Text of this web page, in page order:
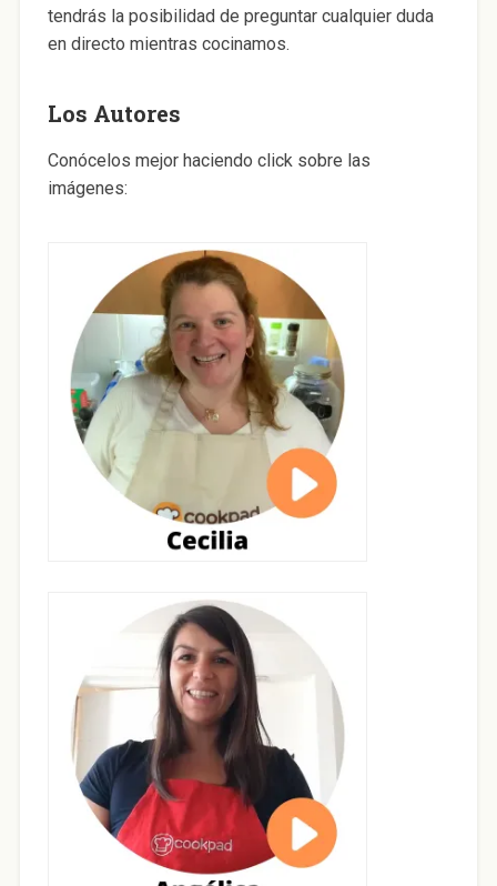
tendrás la posibilidad de preguntar cualquier duda
en directo mientras cocinamos.
Los Autores
Conócelos mejor haciendo click sobre las
imágenes: